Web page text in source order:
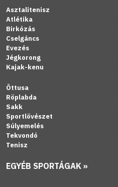
Asztalitenisz
Atlétika
Birkózás
Cselgáncs
Evezés
Jégkorong
Kajak-kenu
Öttusa
Röplabda
Sakk
Sportlövészet
Súlyemelés
Tekvondó
Tenisz
EGYÉB SPORTÁGAK »